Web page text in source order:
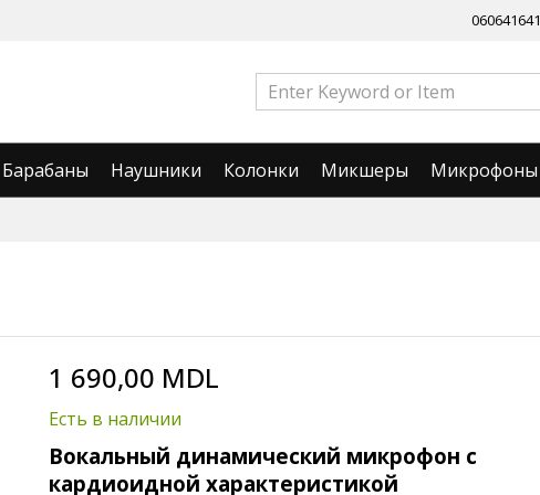
060641641
Барабаны Наушники Колонки Микшеры Микрофоны
1 690,00 MDL
Есть в наличии
Вокальный динамический микрофон с
кардиоидной характеристикой